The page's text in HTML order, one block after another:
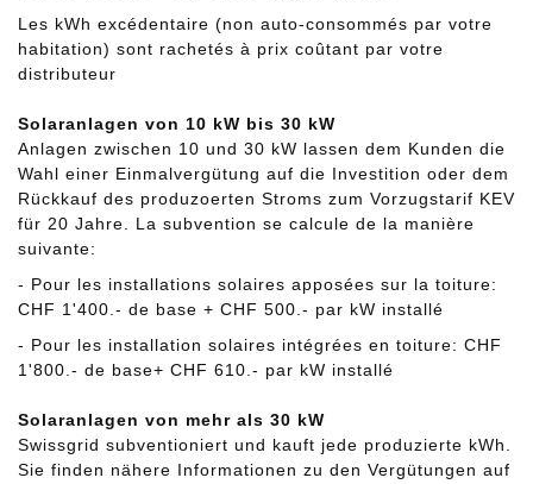
Les kWh excédentaire (non auto-consommés par votre
habitation) sont rachetés à prix coûtant par votre
distributeur
Solaranlagen von 10 kW bis 30 kW
Anlagen zwischen 10 und 30 kW lassen dem Kunden die
Wahl einer Einmalvergütung auf die Investition oder dem
Rückkauf des produzoerten Stroms zum Vorzugstarif KEV
für 20 Jahre. La subvention se calcule de la manière
suivante:
- Pour les installations solaires apposées sur la toiture:
CHF 1'400.- de base + CHF 500.- par kW installé
- Pour les installation solaires intégrées en toiture: CHF
1'800.- de base+ CHF 610.- par kW installé
Solaranlagen von mehr als 30 kW
Swissgrid subventioniert und kauft jede produzierte kWh.
Sie finden nähere Informationen zu den Vergütungen auf